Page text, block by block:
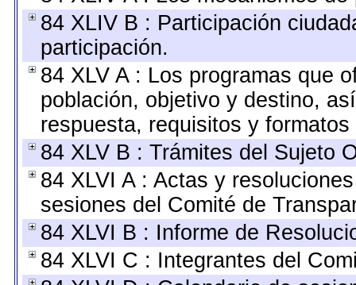
84 XLIV B : Participación
participación.
84 XLV A : Los programas que
población, objetivo y destino,
respuesta, requisitos y
84 XLV B : Trámites del Sujeto
84 XLVI A : Actas y
sesiones del Comité de
84 XLVI B : Informe de
84 XLVI C : Integrantes del